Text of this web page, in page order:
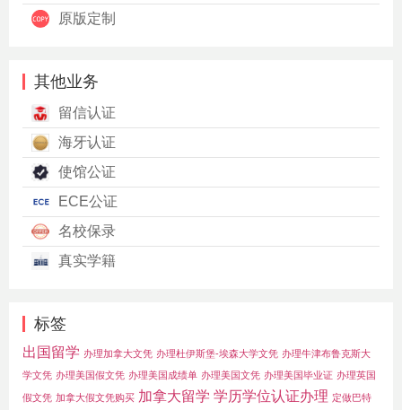
原版定制
其他业务
留信认证
海牙认证
使馆公证
ECE公证
名校保录
真实学籍
标签
出国留学 办理加拿大文凭 办理杜伊斯堡-埃森大学文凭 办理牛津布鲁克斯大
学文凭 办理美国假文凭 办理美国成绩单 办理美国文凭 办理美国毕业证 办理英国
假文凭 加拿大假文凭购买 加拿大留学 学历学位认证办理 定做巴特